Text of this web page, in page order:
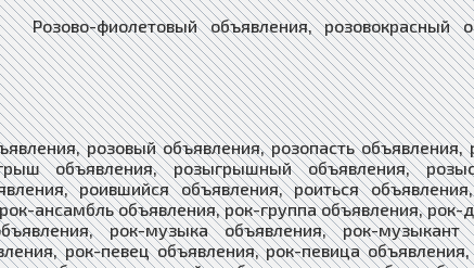
объявления, рок-концерт объявления, рок-музыка объявления, рок-музыкант объявления, рок-н-ролл объявления, рок-опера объявления, рок-певец объявления, рок-певица объявления, рок-тусовка объявления, рок-фестиваль объявления, рокада объявления, рокайль объявления, рокамболь объявления, рокер объявления, рокерша объявления, рокировка объявления, роккер объявления, роковой объявления, роковушный объявления, рококо объявления, рокот объявления, рокотавший объявления, рокотание объявления, рокотать объявления, рокоча объявления, рокочущий объявления, роксана объявления, Роксана объявления, рокситромицин объявления, роксоланы объявления, рокфор объявления, рол объявления, Роланд объявления, ролевой объявления, ролевый объявления, ролик объявления, ролики объявления, роликовинтовой объявления, роликовый объявления, роликогибочный объявления, роликомаятниковый объявления, роликоподшипник объявления, роликоправильный объявления, ролкер объявления, ролл объявления, роллер объявления, роллерный объявления, ролловер объявления, роллс-ройс объявления, роло объявления, роль объявления, рольганг объявления, рольгангщик объявления, ролька объявления, рольмопс объявления, рольная объявления, рольный объявления, рольня объявления, ром объявления, рома объявления, ромазулан объявления, роман объявления, Роман объявления, романеска объявления, романешит объявления, романившийся объявления, романизация объявления, романизировавший объявления, романизировавшийся объявления, романизированный объявления, романизируемый объявления, романизирующий объявления, романизирующийся объявления, романизовавший объявления, романизовавшийся объявления, романизованный объявления, романизоваться объявления, романизуемый объявления, романизующий объявления, романизующийся объявления, романист объявления, романистический объявления, романистка объявления, романиться объявления, романический объявления, романный объявления, романов-на-мурмане объявления, Романов-на-Мурмане объявления, романово-борисоглебск объявления, Романово-Борисоглебск объявления, романовы объявления, романс объявления, романсик объявления, романсный объявления, романсовый объявления, романтизация объявления, романтизировавший объявления, романтизировавшийся объявления, романтизированный объявления, романтизировать объявления, романтизируемый объявления, романтизирующий объявления, романтизирующийся объявления, романтик объявления, романтически объявления, романтический объявления, романтично объявления, романтичность объявления, романтичный объявления, романчик объявления, романящийся объявления, ромашка объявления, ромашковый объявления, ромашниковый объявления, ромб объявления, ромбический объявления, ромбовидный объявления, ромбовик объявления, ромбовый объявления, ромбоид объявления, ромбоидальный объявления, ромбоидный объявления, ромбоклаз объявления, ромбообразный объявления, ромбоэдр объявления, ромеит объявления, Ромео объявления, рометалл объявления, ромни-марш объявления, ромны объявления, ромуальд объявления, ромул объявления, ромштекс объявления, рона объявления, рона-альпы объявления, рональгин объявления, ронгбук объявления, рондад объявления, рондель объявления, рондино объявления, рондо объявления, ронжа объявления, ронивший объявления, ронимый объявления, ронить объявления, ронявший объявления, ронявшийся объявления, роняемый объявления, ронять объявления, ронящий объявления, роняющий объявления, роняющийся объявления, роп объявления, ропак объявления, ропот объявления, ропотливый объявления, ропотник объявления, ропотница объявления, роптавший объявления, роптание объявления, роптатель объявления, роптательница объявления, роптать объявления, ропща объявления, ропщущий объявления, рорквал объявления, роса объявления, росарио объявления, росвооружение объявления, росинант объявления, росинка объявления, росиночка объявления, росистый объявления, росичка объявления, росколит объявления, роскошество объявления, роскошествовавший объявления, роскошествовать объявления, роскошествующий объявления, роскошничавший объявления, роскошничающий объявления, роскошно объявления, роскошность объявления, роскошный объявления, роскошь объявления, роскоэлит объявления, рославль объявления, рослость объявления, рослый объявления, росляк объявления, роснефть объявления, росный объявления, росомаха объявления, роспашь объявления, роспев объявления, роспись объявления, роспуск объявления, роспуски объявления, росс объявления, росса объявления, россбиграмма объявления, российский объявления, российско-американский объявления, российско-белорусский объявления, российско-болгарский объявления, российско-бразильский объявления, российско-британский объявления, российско-венгерский объявления, российско-вьетнамский объявления, российско-германский объявления, российско-грузинский объявления, российско-датский объявления, российско-казахстанский объявления, российско-китайский объявления, российско-польский объявления, российско-румынский объявления, российско-турецкий объявления, российско-украинский объявления, российско-французский объявления, российско-эстонский объявления, российско-японский объявления, россит объявления, Россия объявления, россиянин объявления, россияния объявления, россиянский объявления, россказни объявления, россошь объявления, росстани-на-каме объявления, росстань объявления, россыпной объявления, россыпный объявления, россыпь объявления, россыпью объявления, рост объявления, ростани объявления, ростбиф объявления, ростверк объявления, ростепель объявления, ростепельный объявления, ростер объявления, ростерит объявления, ростерный объявления, ростильня объявления, Ростислав объявления, ростислава объявления, ростки объявления, росткоотбивный объявления, росткоотбойный объявления, ростов объявления, Ростов объявления, Ростов-на-Дону объявления, Ростов-папа объявления, ростовец объявления, ростовой объявления, ростовчанин объявления, ростовщик объявления, ростовщица объявления, ростовщический объявления, ростовщичество объявления, росток объявления, ростокино объявления, ростомер объявления, ростометр объявления, росторнит объявления, росточек объявления, росточь объявления, ростр объявления, ростра объявления, ростральный объявления, рострум объявления, росфедерация объявления, росчерк объявления, росчисть объявления, росший объявления, рось объявления, росяника объявления, росянка объявления, росяной объявления, росяный объявления, рот объявления, рота объявления,